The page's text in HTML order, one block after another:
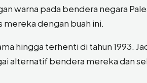
warna pada bendera negara
dengan buah ini.
hingga terhenti di tahun 1993.
alternatif bendera mereka dan